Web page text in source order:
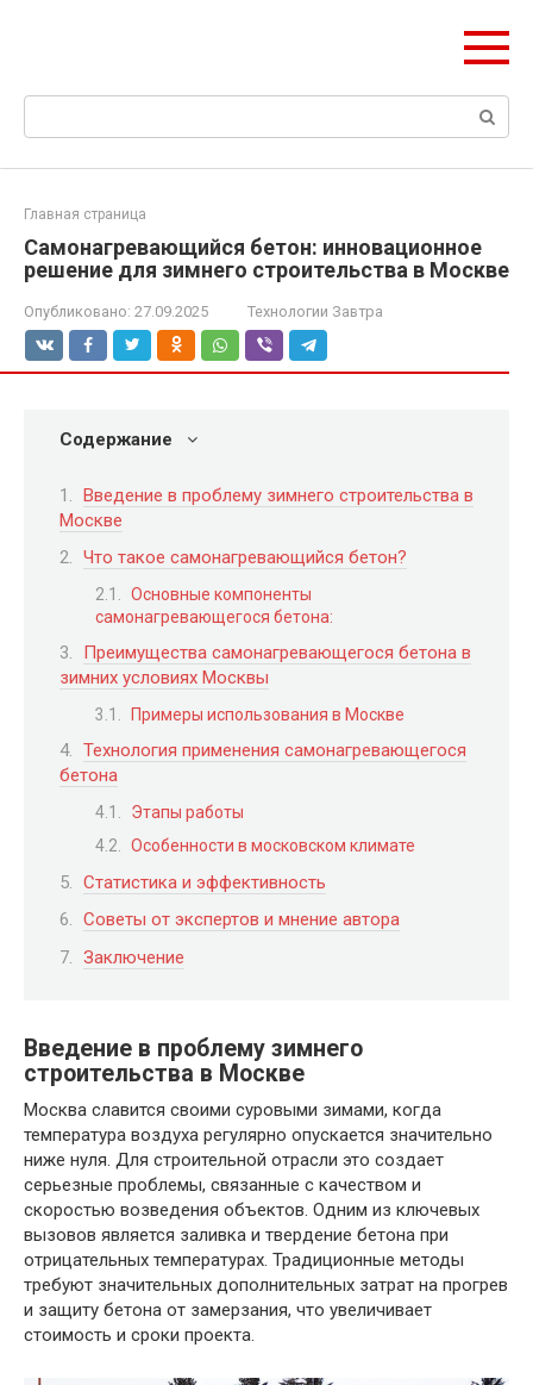
Поиск:
Главная страница
Самонагревающийся бетон: инновационное
решение для зимнего строительства в Москве
Опубликовано: 27.09.2025 Технологии Завтра
Содержание
Введение в проблему зимнего строительства в
Москве
Что такое самонагревающийся бетон?
Основные компоненты
самонагревающегося бетона:
Преимущества самонагревающегося бетона в
зимних условиях Москвы
Примеры использования в Москве
Технология применения самонагревающегося
бетона
Этапы работы
Особенности в московском климате
Статистика и эффективность
Советы от экспертов и мнение автора
Заключение
Введение в проблему зимнего
строительства в Москве
Москва славится своими суровыми зимами, когда
температура воздуха регулярно опускается значительно
ниже нуля. Для строительной отрасли это создает
серьезные проблемы, связанные с качеством и
скоростью возведения объектов. Одним из ключевых
вызовов является заливка и твердение бетона при
отрицательных температурах. Традиционные методы
требуют значительных дополнительных затрат на прогрев
и защиту бетона от замерзания, что увеличивает
стоимость и сроки проекта.